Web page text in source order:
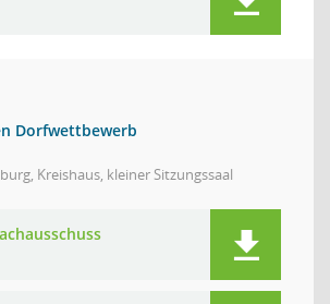
Dorfwettbewerb
Kreishaus, kleiner Sitzungssaal